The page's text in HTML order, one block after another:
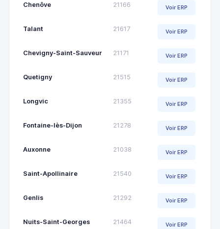
Chenôve 21166 Voir ERP
Talant 21617 Voir ERP
Chevigny-Saint-Sauveur 21171 Voir ERP
Quetigny 21515 Voir ERP
Longvic 21355 Voir ERP
Fontaine-lès-Dijon 21278 Voir ERP
Auxonne 21038 Voir ERP
Saint-Apollinaire 21540 Voir ERP
Genlis 21292 Voir ERP
Nuits-Saint-Georges 21464 Voir ERP